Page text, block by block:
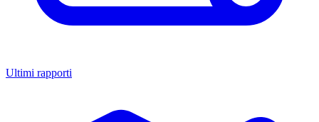
Ultimi rapporti